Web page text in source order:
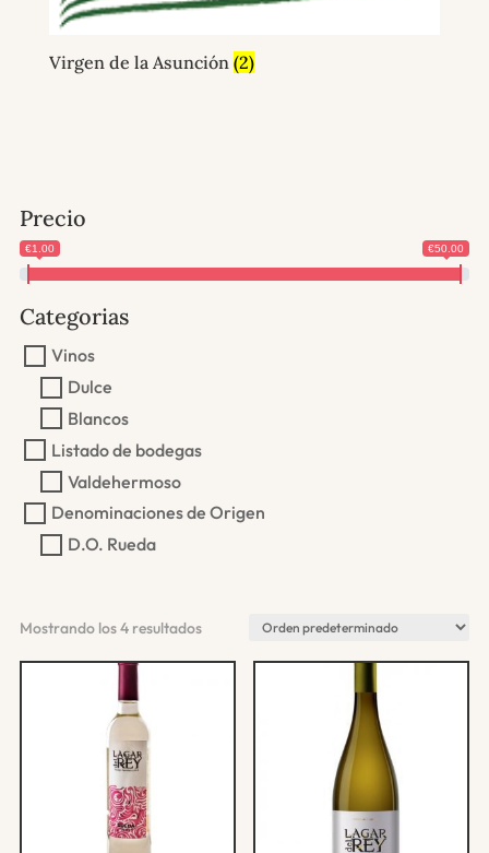
Virgen de la Asunción (2)
Precio
€1.00 €50.00
Categorias
Vinos
Dulce
Blancos
Listado de bodegas
Valdehermoso
Denominaciones de Origen
D.O. Rueda
Mostrando los 4 resultados